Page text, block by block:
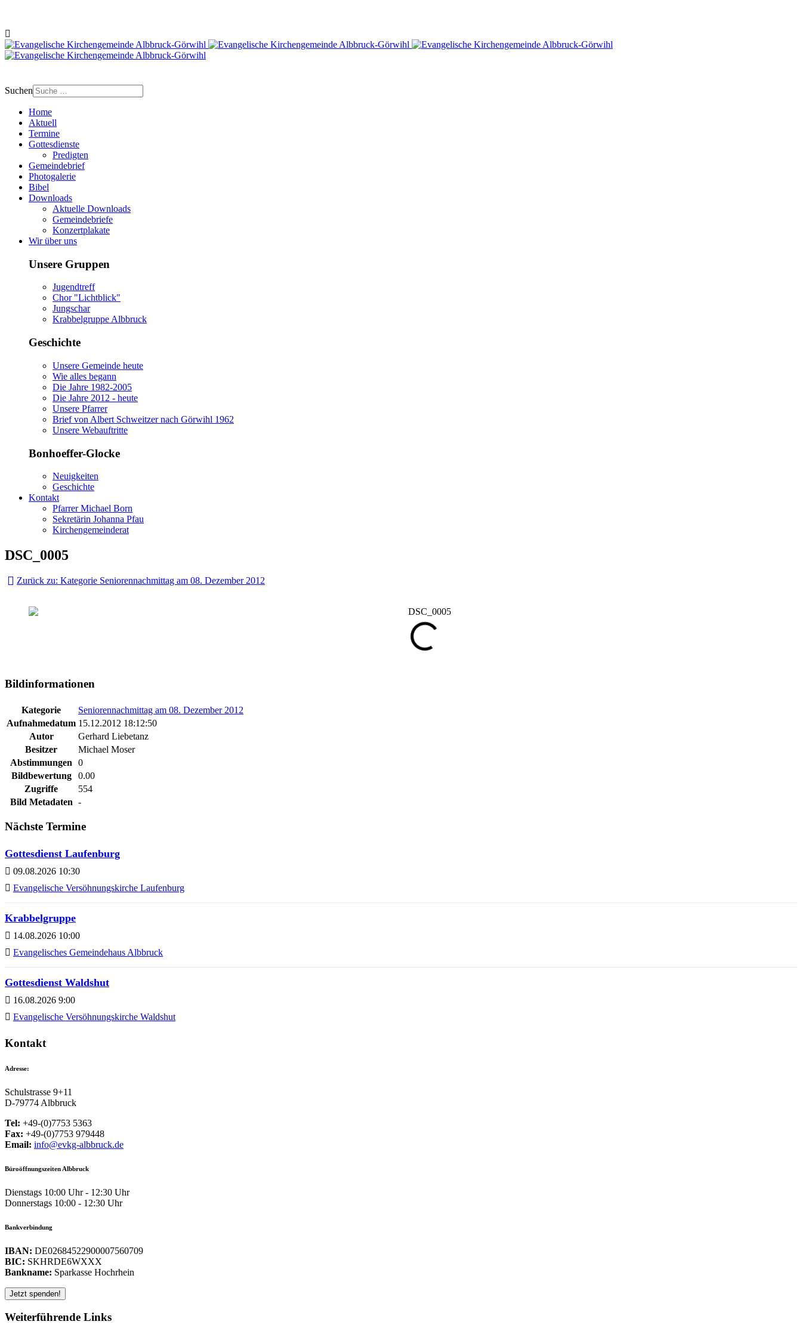
Suchen
Home
Aktuell
Termine
Gottesdienste
Predigten
Gemeindebrief
Photogalerie
Bibel
Downloads
Aktuelle Downloads
Gemeindebriefe
Konzertplakate
Wir über uns
Unsere Gruppen
Jugendtreff
Chor "Lichtblick"
Jungschar
Krabbelgruppe Albbruck
Geschichte
Unsere Gemeinde heute
Wie alles begann
Die Jahre 1982-2005
Die Jahre 2012 - heute
Unsere Pfarrer
Brief von Albert Schweitzer nach Görwihl 1962
Unsere Webauftritte
Bonhoeffer-Glocke
Neuigkeiten
Geschichte
Kontakt
Pfarrer Michael Born
Sekretärin Johanna Pfau
Kirchengemeinderat
DSC_0005
Zurück zu: Kategorie Seniorennachmittag am 08. Dezember 2012
Bildinformationen
Kategorie
Seniorennachmittag am 08. Dezember 2012
Aufnahmedatum 15.12.2012 18:12:50
Autor
Gerhard Liebetanz
Besitzer
Michael Moser
Abstimmungen
0
Bildbewertung
0.00
Zugriffe
554
Bild Metadaten -
Nächste Termine
Gottesdienst Laufenburg
09.08.2026 10:30
Evangelische Versöhnungskirche Laufenburg
Krabbelgruppe
14.08.2026 10:00
Evangelisches Gemeindehaus Albbruck
Gottesdienst Waldshut
16.08.2026 9:00
Evangelische Versöhnungskirche Waldshut
Kontakt
Adresse:
Schulstrasse 9+11
D-79774 Albbruck
Tel: +49-(0)7753 5363
Fax: +49-(0)7753 979448
Email: info@evkg-albbruck.de
Büroöffnungszeiten Albbruck
Dienstags 10:00 Uhr - 12:30 Uhr
Donnerstags 10:00 - 12:30 Uhr
Bankverbindung
IBAN: DE02684522900007560709
BIC: SKHRDE6WXXX
Bankname: Sparkasse Hochrhein
Weiterführende Links